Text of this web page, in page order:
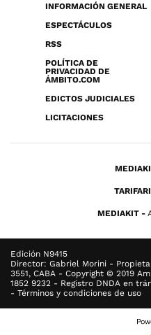
INFORMACIÓN GENERAL
ESPECTÁCULOS
RSS
POLÍTICA DE
PRIVACIDAD DE
ÁMBITO.COM
EDICTOS JUDICIALES
LICITACIONES
MEDIAKIT
Edición N9415
Director: Gabriel Morini -
3551, CABA - Copyright © 2019
1852 9232 - Registro DNDA en
- Términos y condiciones de uso